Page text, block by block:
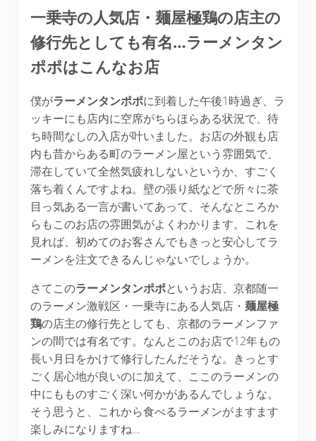
一乗寺の人気店・麺屋極鶏の店主の
修行先としても有名…ラーメンタン
ポポはこんなお店
僕がラーメンタンポポに到着した午後1時過ぎ、ラ
ッキーにも店内に空席がちらほらある状況で、待
ち時間なしの入店が叶いました。お店の外観も店
内も昔からある町のラーメン屋という雰囲気で、
滞在していて全然気疲れしないというか、すごく
落ち着くんですよね。壁の張り紙などで所々に茶
目っ気ある一言が書いてあって、そんなところか
らもこのお店の雰囲気がよくわかります。これを
見れば、初めてのお客さんでもきっと安心してラ
ーメンを注文できるんじゃないでしょうか。
さてこのラーメンタンポポというお店、京都随一
のラーメン激戦区・一乗寺にある人気店・ 麺屋極
鶏の店主の修行先としても、京都のラーメンファ
ンの間では有名です。なんとこのお店で12年もの
長い月日をかけて修行したんだそうな。きっとす
ごく居心地が良いのに加えて、ここのラーメンの
中にもものすごく深い何かがあるんでしょうな。
そう思うと、これから食べるラーメンがますます
楽しみになりますね…